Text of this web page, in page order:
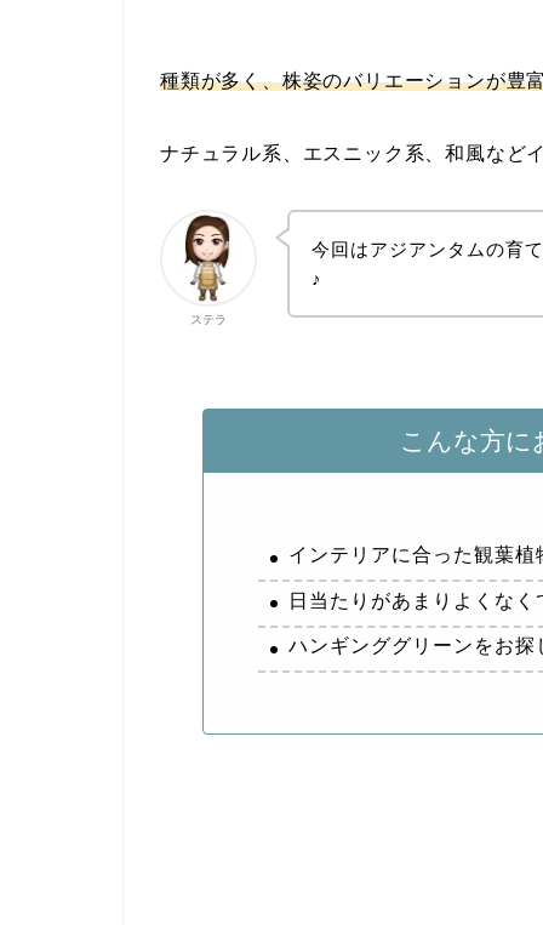
種類が多く、株姿のバリエーションが豊
ナチュラル系、エスニック系、和風など
ステラ
今回はアジアンタムの育
♪
こんな方に
インテリアに合った観葉
日当たりがあまりよくな
ハンギンググリーンをお探